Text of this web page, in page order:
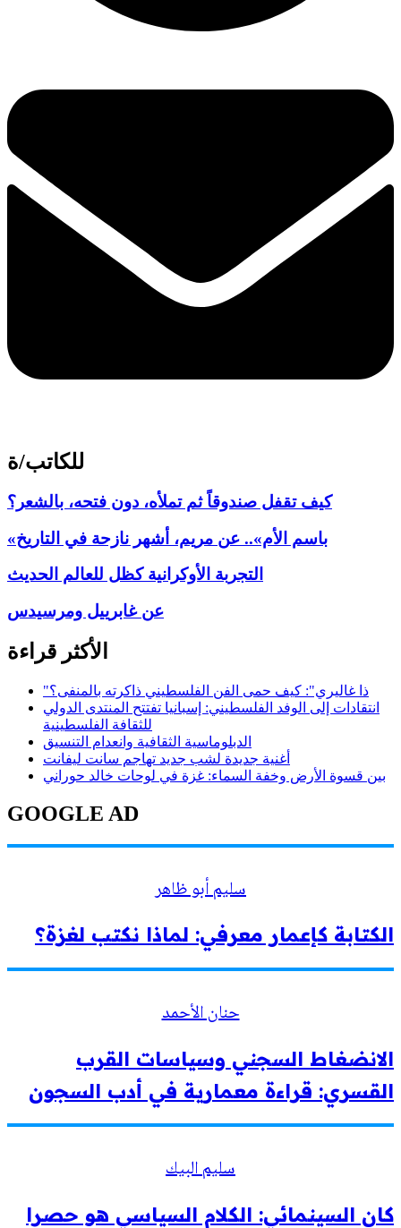
للكاتب/ة
كيف تقفل صندوقاً ثم تملأه، دون فتحه، بالشعر؟
«باسم الأم».. عن مريم، أشهر نازحة في التاريخ
التجربة الأوكرانية كظل للعالم الحديث
عن غابرييل ومرسيدس
الأكثر قراءة
"ذا غاليري": كيف حمى الفن الفلسطيني ذاكرته بالمنفى؟
انتقادات إلى الوفد الفلسطيني: إسبانيا تفتتح المنتدى الدولي
للثقافة الفلسطينية
الدبلوماسية الثقافية وانعدام التنسيق
أغنية جديدة لشب جديد تهاجم سانت ليفانت
بين قسوة الأرض وخفة السماء: غزة في لوحات خالد حوراني
GOOGLE AD
سليم أبو ظاهر
الكتابة كإعمار معرفي: لماذا نكتب لغزة؟
حنان الأحمد
الانضغاط السجني وسياسات القرب
القسري: قراءة معمارية في أدب السجون
سليم البيك
كان السينمائي: الكلام السياسي هو حصرا